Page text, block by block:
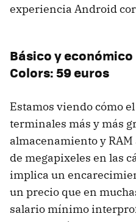
experiencia Android
Básico y
Colors: 59 euros
Estamos viendo cómo
terminales más y más
almacenamiento y
de megapixeles en las
implica un
un precio que en
salario mínimo